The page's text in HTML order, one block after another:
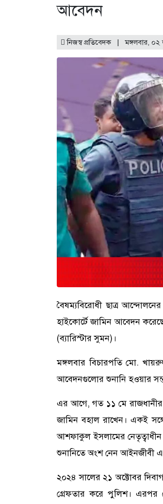
আবেদন
নিজস্ব প্রতিবেদক |
বৈষম্যবিরোধী ছাত্র
হাইকোর্টে জামিন আবেদন
(ব্যারিস্টার সুমন)।
মঙ্গলবার বিচারপতি মো.
আবেদনগুলোর শুনানি হওয়ার
এর আগে, গত ১১ মে রাজধানীর
জামিন বহাল রাখেন। একই
আশফাকুল ইসলামের
শুনানিতে অংশ নেন আইনজীবী
২০২৪ সালের ২১ অক্টোবর
গ্রেফতার করে পুলিশ। এরপর